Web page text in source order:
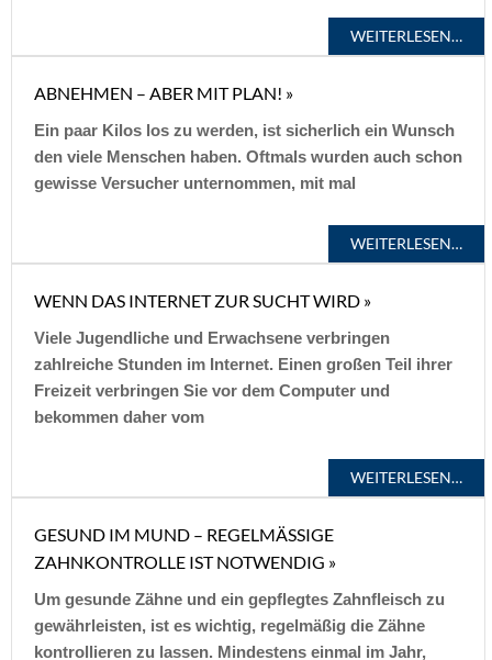
WEITERLESEN…
ABNEHMEN – ABER MIT PLAN! »
Ein paar Kilos los zu werden, ist sicherlich ein Wunsch
den viele Menschen haben. Oftmals wurden auch schon
gewisse Versucher unternommen, mit mal
WEITERLESEN…
WENN DAS INTERNET ZUR SUCHT WIRD »
Viele Jugendliche und Erwachsene verbringen
zahlreiche Stunden im Internet. Einen großen Teil ihrer
Freizeit verbringen Sie vor dem Computer und
bekommen daher vom
WEITERLESEN…
GESUND IM MUND – REGELMÄSSIGE Z
AHNKONTROLLE IST NOTWENDIG »
Um gesunde Zähne und ein gepflegtes Zahnfleisch zu
gewährleisten, ist es wichtig, regelmäßig die Zähne
kontrollieren zu lassen. Mindestens einmal im Jahr,